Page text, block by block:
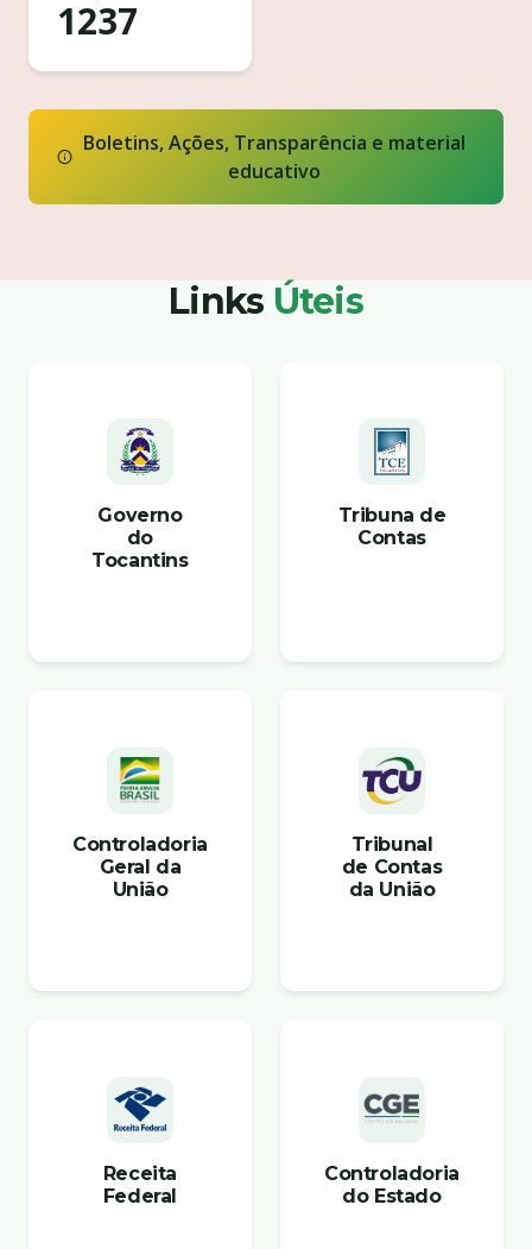
1237
Boletins, Ações, Transparência e material
educativo
Links Úteis
Governo
do
Tocantins
Tribuna de
Contas
Controladoria
Geral da
União
Tribunal
de Contas
da União
Receita
Federal
Controladoria
do Estado